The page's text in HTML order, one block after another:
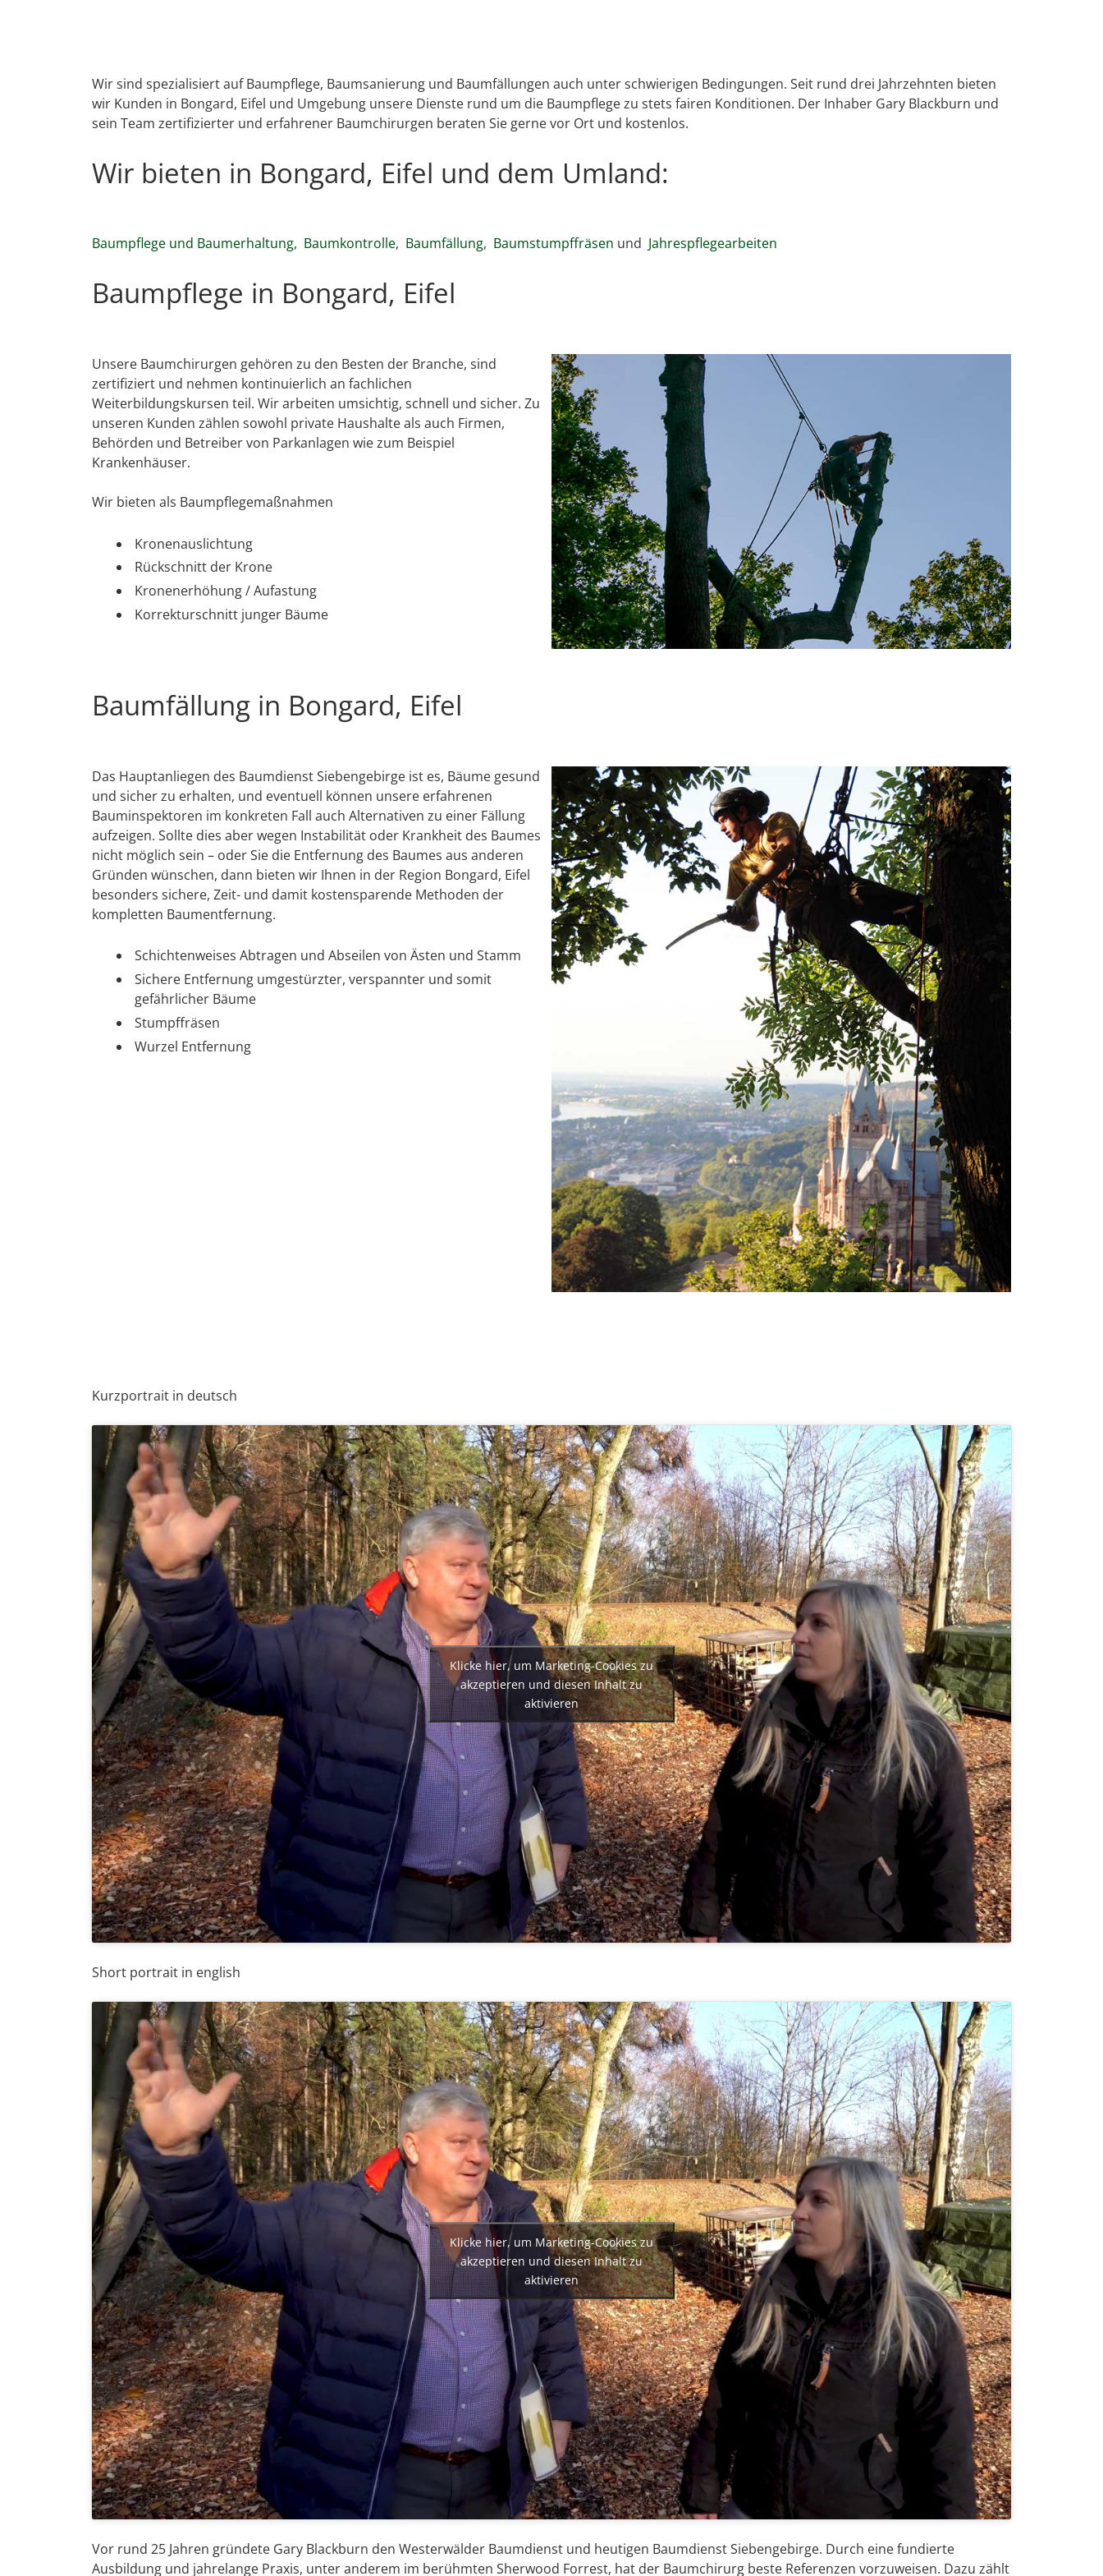
Wir sind spezialisiert auf Baumpflege, Baumsanierung und Baumfällungen auch unter schwierigen Bedingungen. Seit rund drei Jahrzehnten bieten
wir Kunden in Bongard, Eifel und Umgebung unsere Dienste rund um die Baumpflege zu stets fairen Konditionen. Der Inhaber Gary Blackburn und
sein Team zertifizierter und erfahrener Baumchirurgen beraten Sie gerne vor Ort und kostenlos.
Wir bieten in Bongard, Eifel und dem Umland:
Baumpflege und Baumerhaltung, Baumkontrolle, Baumfällung, Baumstumpffräsen und Jahrespflegearbeiten
Baumpflege in Bongard, Eifel
Unsere Baumchirurgen gehören zu den Besten der Branche, sind
zertifiziert und nehmen kontinuierlich an fachlichen
Weiterbildungskursen teil. Wir arbeiten umsichtig, schnell und sicher. Zu
unseren Kunden zählen sowohl private Haushalte als auch Firmen,
Behörden und Betreiber von Parkanlagen wie zum Beispiel
Krankenhäuser.
Wir bieten als Baumpflegemaßnahmen
Kronenauslichtung
Rückschnitt der Krone
Kronenerhöhung / Aufastung
Korrekturschnitt junger Bäume
Baumfällung in Bongard, Eifel
Das Hauptanliegen des Baumdienst Siebengebirge ist es, Bäume gesund
und sicher zu erhalten, und eventuell können unsere erfahrenen
Bauminspektoren im konkreten Fall auch Alternativen zu einer Fällung
aufzeigen. Sollte dies aber wegen Instabilität oder Krankheit des Baumes
nicht möglich sein – oder Sie die Entfernung des Baumes aus anderen
Gründen wünschen, dann bieten wir Ihnen in der Region Bongard, Eifel
besonders sichere, Zeit- und damit kostensparende Methoden der
kompletten Baumentfernung.
Schichtenweises Abtragen und Abseilen von Ästen und Stamm
Sichere Entfernung umgestürzter, verspannter und somit
gefährlicher Bäume
Stumpffräsen
Wurzel Entfernung
Kurzportrait in deutsch
Klicke hier, um Marketing-Cookies zu
akzeptieren und diesen Inhalt zu
aktivieren
Short portrait in english
Klicke hier, um Marketing-Cookies zu
akzeptieren und diesen Inhalt zu
aktivieren
Vor rund 25 Jahren gründete Gary Blackburn den Westerwälder Baumdienst und heutigen Baumdienst Siebengebirge. Durch eine fundierte
Ausbildung und jahrelange Praxis, unter anderem im berühmten Sherwood Forrest, hat der Baumchirurg beste Referenzen vorzuweisen. Dazu zählt